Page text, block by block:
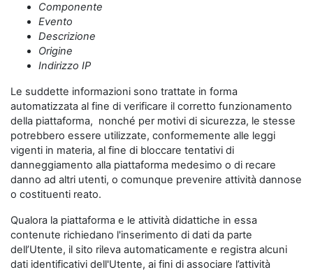
Componente
Evento
Descrizione
Origine
Indirizzo IP
Le suddette informazioni sono trattate in forma
automatizzata al fine di verificare il corretto funzionamento
della piattaforma, nonché per motivi di sicurezza, le stesse
potrebbero essere utilizzate, conformemente alle leggi
vigenti in materia, al fine di bloccare tentativi di
danneggiamento alla piattaforma medesimo o di recare
danno ad altri utenti, o comunque prevenire attività dannose
o costituenti reato.
Qualora la piattaforma e le attività didattiche in essa
contenute richiedano l'inserimento di dati da parte
dell’Utente, il sito rileva automaticamente e registra alcuni
dati identificativi dell'Utente, ai fini di associare l’attività